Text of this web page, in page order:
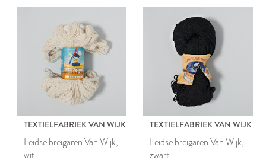
TEXTIELFABRIEK VAN WIJK
Leidse breigaren Van Wijk,
wit
TEXTIELFABRIEK VAN WIJK
Leidse breigaren Van Wijk,
zwart